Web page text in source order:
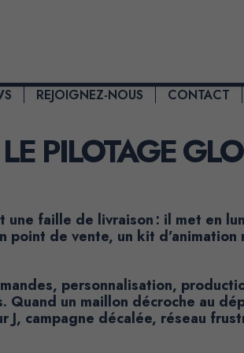
REJOIGNEZ-NOUS CONTACT
PILOTAGE
faille de livraison : il met en
de vente, un kit d’animation
personnalisation,
un maillon décroche au
J, campagne décalée, réseau